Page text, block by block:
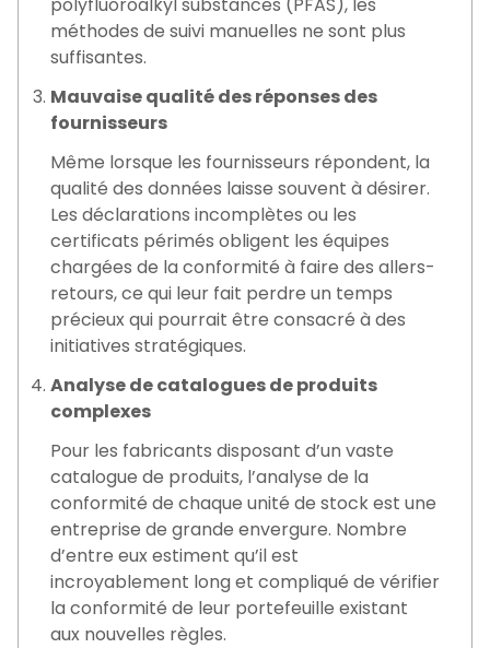
méthodes de suivi manuelles ne sont plus
suffisantes.
Mauvaise qualité des réponses des
fournisseurs
Même lorsque les fournisseurs répondent, la
qualité des données laisse souvent à désirer.
Les déclarations incomplètes ou les
certificats périmés obligent les équipes
chargées de la conformité à faire des allers-
retours, ce qui leur fait perdre un temps
précieux qui pourrait être consacré à des
initiatives stratégiques.
Analyse de catalogues de produits
complexes
Pour les fabricants disposant d’un vaste
catalogue de produits, l’analyse de la
conformité de chaque unité de stock est une
entreprise de grande envergure. Nombre
d’entre eux estiment qu’il est
incroyablement long et compliqué de vérifier
la conformité de leur portefeuille existant
aux nouvelles règles.